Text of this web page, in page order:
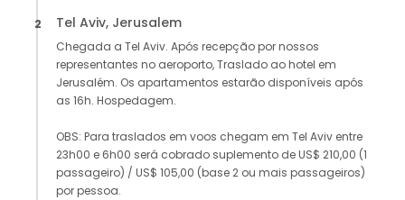
2 Tel Aviv, Jerusalem
Chegada a Tel Aviv. Após recepção por nossos
representantes no aeroporto, Traslado ao hotel em
Jerusalém. Os apartamentos estarão disponíveis após
as 16h. Hospedagem.
OBS: Para traslados em voos chegam em Tel Aviv entre
23h00 e 6h00 será cobrado suplemento de US$ 210,00 (1
passageiro) / US$ 105,00 (base 2 ou mais passageiros)
por pessoa.